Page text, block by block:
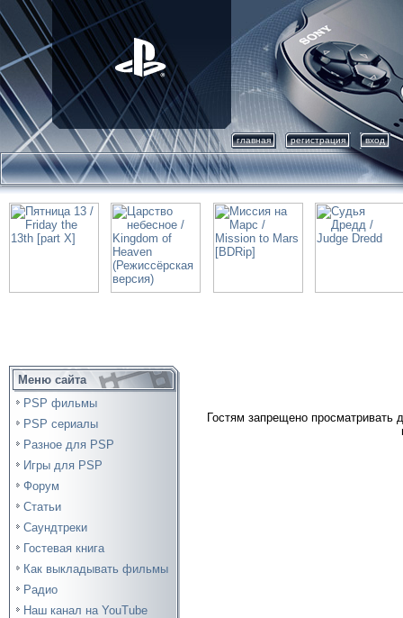
главная регистрация вход
Меню сайта
PSP фильмы
PSP сериалы
Разное для PSP
Игры для PSP
Форум
Статьи
Саундтреки
Гостевая книга
Как выкладывать фильмы
Радио
Наш канал на YouTube
Гостям запрещено просматривать